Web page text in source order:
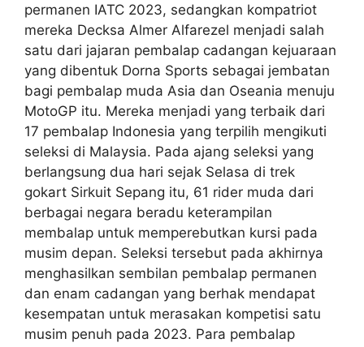
permanen IATC 2023, sedangkan kompatriot
mereka Decksa Almer Alfarezel menjadi salah
satu dari jajaran pembalap cadangan kejuaraan
yang dibentuk Dorna Sports sebagai jembatan
bagi pembalap muda Asia dan Oseania menuju
MotoGP itu. Mereka menjadi yang terbaik dari
17 pembalap Indonesia yang terpilih mengikuti
seleksi di Malaysia. Pada ajang seleksi yang
berlangsung dua hari sejak Selasa di trek
gokart Sirkuit Sepang itu, 61 rider muda dari
berbagai negara beradu keterampilan
membalap untuk memperebutkan kursi pada
musim depan. Seleksi tersebut pada akhirnya
menghasilkan sembilan pembalap permanen
dan enam cadangan yang berhak mendapat
kesempatan untuk merasakan kompetisi satu
musim penuh pada 2023. Para pembalap